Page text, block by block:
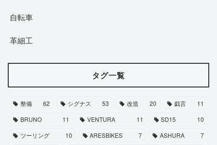
自転車
革細工
タグ一覧
整備 62 シグナス 53 改造 20 戯言
11
BRUNO
11 VENTURA 11 SD15
10
ツーリング
10 ARESBIKES 7 ASHURA
7